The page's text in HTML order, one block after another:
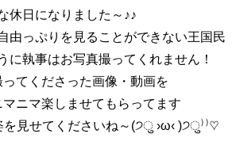
休日になりました～♪♪
由っぷりを見ることができない王国民
に執事はお写真撮ってくれません！
ってくださった画像・動画を
ニマ楽しませてもらってます
を見せてくださいね～(੭ु ›ω‹ )੭ु⁾⁾♡